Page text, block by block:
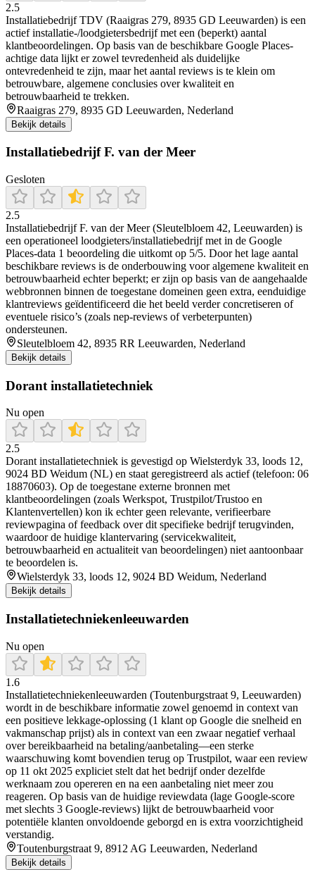
2.5
Installatiebedrijf TDV (Raaigras 279, 8935 GD Leeuwarden) is een
actief installatie-/loodgietersbedrijf met een (beperkt) aantal
klantbeoordelingen. Op basis van de beschikbare Google Places-
achtige data lijkt er zowel tevredenheid als duidelijke
ontevredenheid te zijn, maar het aantal reviews is te klein om
betrouwbare, algemene conclusies over kwaliteit en
betrouwbaarheid te trekken.
Raaigras 279, 8935 GD Leeuwarden, Nederland
Bekijk details
Installatiebedrijf F. van der Meer
Gesloten
2.5
Installatiebedrijf F. van der Meer (Sleutelbloem 42, Leeuwarden) is
een operationeel loodgieters/installatiebedrijf met in de Google
Places-data 1 beoordeling die uitkomt op 5/5. Door het lage aantal
beschikbare reviews is de onderbouwing voor algemene kwaliteit en
betrouwbaarheid echter beperkt; er zijn op basis van de aangehaalde
webbronnen binnen de toegestane domeinen geen extra, eenduidige
klantreviews geïdentificeerd die het beeld verder concretiseren of
eventuele risico’s (zoals nep-reviews of verbeterpunten)
ondersteunen.
Sleutelbloem 42, 8935 RR Leeuwarden, Nederland
Bekijk details
Dorant installatietechniek
Nu open
2.5
Dorant installatietechniek is gevestigd op Wielsterdyk 33, loods 12,
9024 BD Weidum (NL) en staat geregistreerd als actief (telefoon: 06
18870603). Op de toegestane externe bronnen met
klantbeoordelingen (zoals Werkspot, Trustpilot/Trustoo en
Klantenvertellen) kon ik echter geen relevante, verifieerbare
reviewpagina of feedback over dit specifieke bedrijf terugvinden,
waardoor de huidige klantervaring (servicekwaliteit,
betrouwbaarheid en actualiteit van beoordelingen) niet aantoonbaar
te beoordelen is.
Wielsterdyk 33, loods 12, 9024 BD Weidum, Nederland
Bekijk details
Installatietechniekenleeuwarden
Nu open
1.6
Installatietechniekenleeuwarden (Toutenburgstraat 9, Leeuwarden)
wordt in de beschikbare informatie zowel genoemd in context van
een positieve lekkage-oplossing (1 klant op Google die snelheid en
vakmanschap prijst) als in context van een zwaar negatief verhaal
over bereikbaarheid na betaling/aanbetaling—een sterke
waarschuwing komt bovendien terug op Trustpilot, waar een review
op 11 okt 2025 expliciet stelt dat het bedrijf onder dezelfde
werknaam zou opereren en na een aanbetaling niet meer zou
reageren. Op basis van de huidige reviewdata (lage Google-score
met slechts 3 Google-reviews) lijkt de betrouwbaarheid voor
potentiële klanten onvoldoende geborgd en is extra voorzichtigheid
verstandig.
Toutenburgstraat 9, 8912 AG Leeuwarden, Nederland
Bekijk details